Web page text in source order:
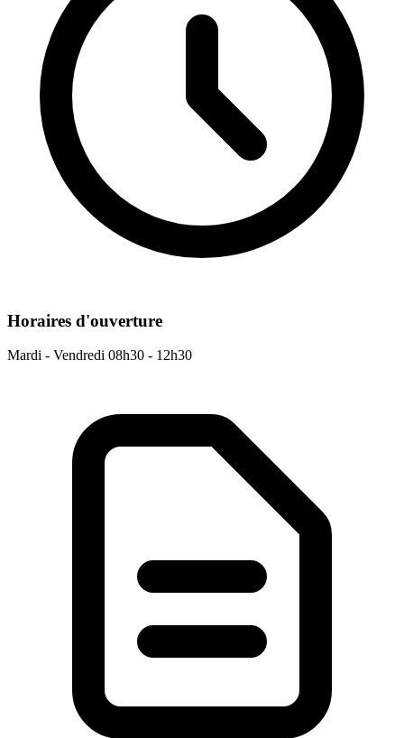
Horaires d'ouverture
Mardi - Vendredi 08h30 - 12h30